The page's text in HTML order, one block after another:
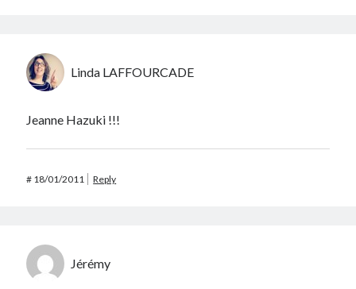
Linda LAFFOURCADE
Jeanne Hazuki !!!
# 18/01/2011 Reply
Jérémy